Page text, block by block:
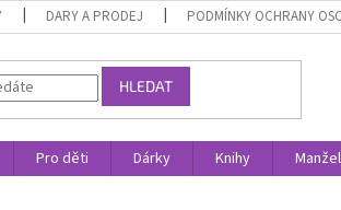
DARY A PRODEJ PODMÍNKY OCHRANY
HLEDAT
Pro děti Dárky Knihy